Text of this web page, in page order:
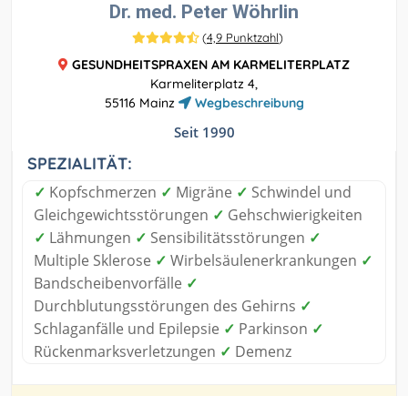
Dr. med. Peter Wöhrlin
(4,9 Punktzahl)
GESUNDHEITSPRAXEN AM KARMELITERPLATZ
Karmeliterplatz 4,
55116 Mainz
Wegbeschreibung
Seit 1990
SPEZIALITÄT:
✓ Kopfschmerzen ✓ Migräne ✓ Schwindel und
Gleichgewichtsstörungen ✓ Gehschwierigkeiten
✓ Lähmungen ✓ Sensibilitätsstörungen ✓
Multiple Sklerose ✓ Wirbelsäulenerkrankungen ✓
Bandscheibenvorfälle ✓
Durchblutungsstörungen des Gehirns ✓
Schlaganfälle und Epilepsie ✓ Parkinson ✓
Rückenmarksverletzungen ✓ Demenz